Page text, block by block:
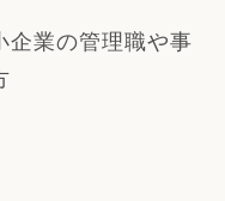
企業の管理職や事